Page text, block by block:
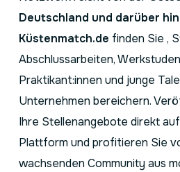
Deutschland und darüber
Küstenmatch.de finden Sie ,
Abschlussarbeiten,
Praktikant:innen und junge
Unternehmen bereichern.
Ihre Stellenangebote direkt
Plattform und profitieren Sie
wachsenden Community aus